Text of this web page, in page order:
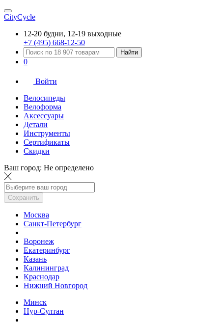
CityCycle
12-20 будни, 12-19 выходные
+7 (495) 668-12-50
Найти
0
Войти
Велосипеды
Велоформа
Аксессуары
Детали
Инструменты
Сертификаты
Скидки
Ваш город: Не определено
Сохранить
Москва
Санкт-Петербург
Воронеж
Екатеринбург
Казань
Калининград
Краснодар
Нижний Новгород
Минск
Нур-Султан